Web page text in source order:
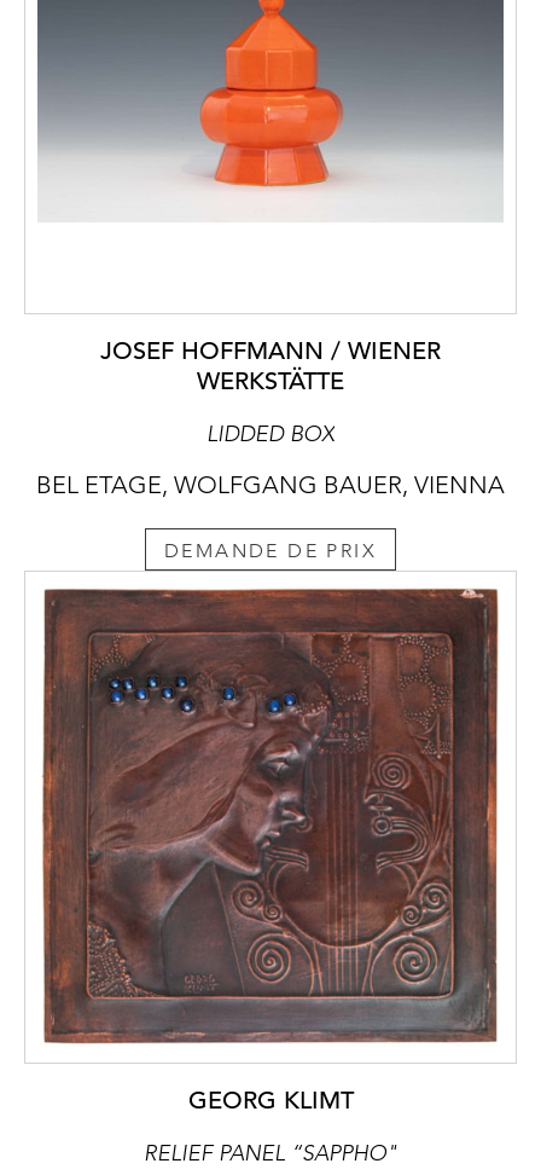
JOSEF HOFFMANN / WIENER
WERKSTÄTTE
LIDDED BOX
BEL ETAGE, WOLFGANG BAUER, VIENNA
DEMANDE DE PRIX
GEORG KLIMT
RELIEF PANEL “SAPPHO"